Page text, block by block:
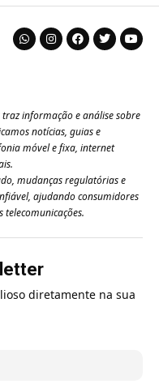
informação e análise sobre
notícias, guias e
móvel e fixa, internet
mudanças regulatórias e
ajudando consumidores
diretamente na sua